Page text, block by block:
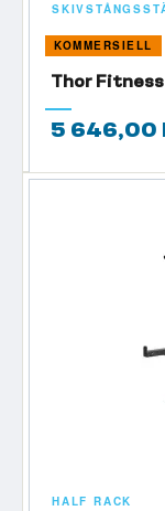
KOMMERSIELL
Thor Fitness
5 646,00
HALF RACK